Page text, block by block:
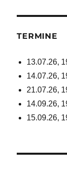
TERMINE
13.07.26,
14.07.26,
21.07.26,
14.09.26,
15.09.26,